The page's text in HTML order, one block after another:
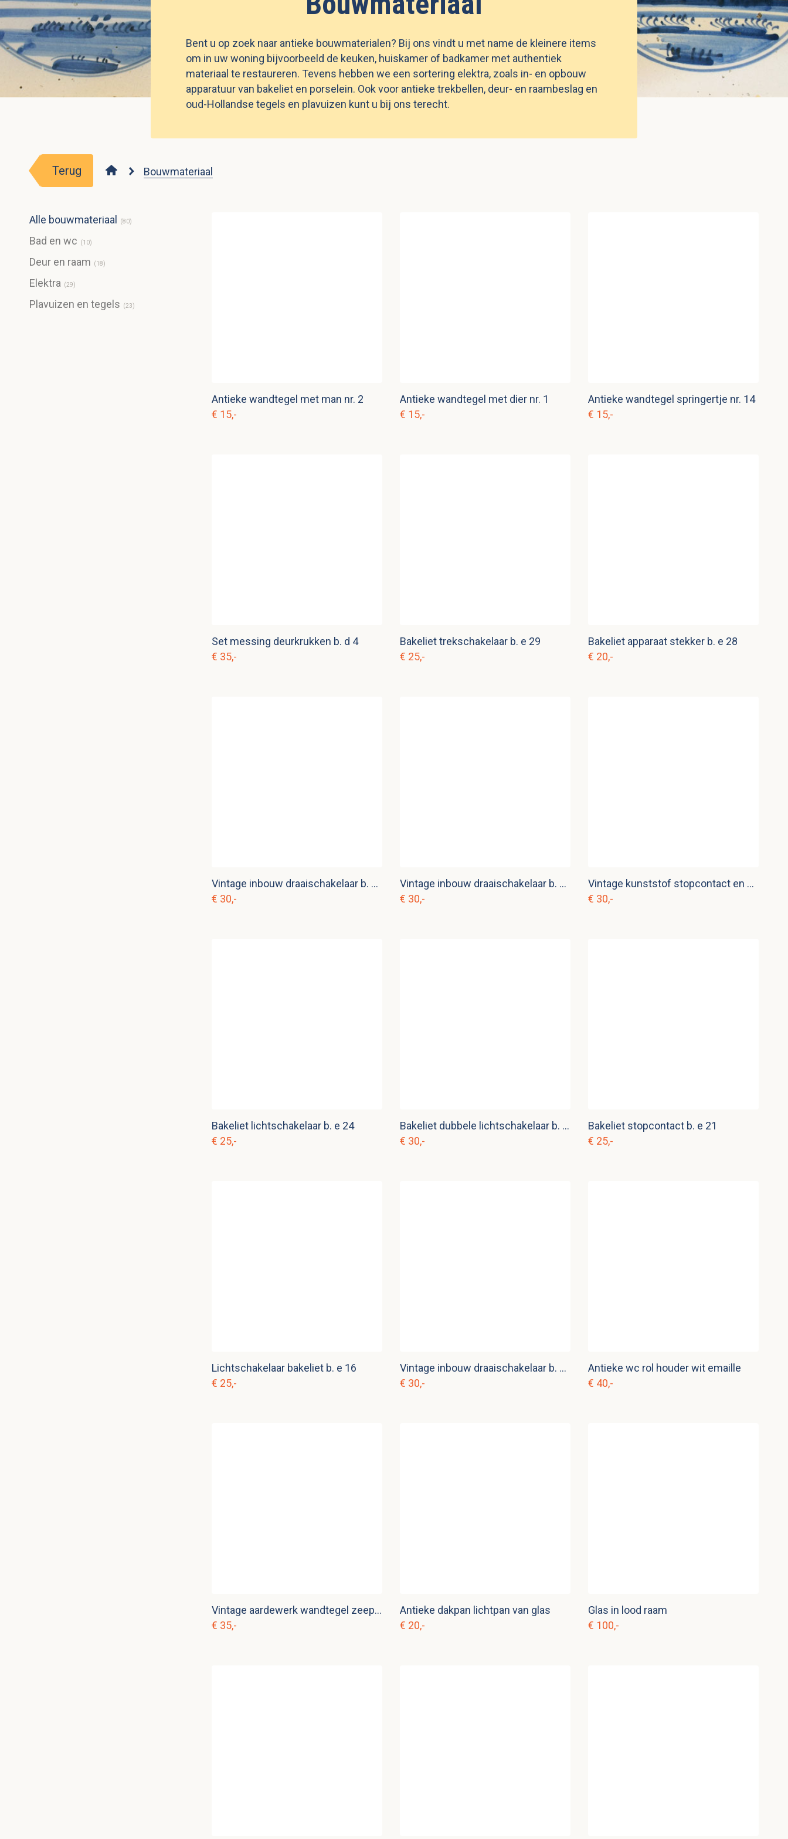
Bent u op zoek naar antieke bouwmaterialen? Bij ons vindt u met name de kleinere items
om in uw woning bijvoorbeeld de keuken, huiskamer of badkamer met authentiek
materiaal te restaureren. Tevens hebben we een sortering elektra, zoals in- en opbouw
apparatuur van bakeliet en porselein. Ook voor antieke trekbellen, deur- en raambeslag en
oud-Hollandse tegels en plavuizen kunt u bij ons terecht.
Terug Bouwmateriaal
Alle bouwmateriaal (80)
Bad en wc (10)
Deur en raam (18)
Elektra (29)
Plavuizen en tegels (23)
Antieke wandtegel met man nr. 2
€ 15,-
Antieke wandtegel met dier nr. 1
€ 15,-
Antieke wandtegel springertje nr. 14
€ 15,-
Set messing deurkrukken b. d 4
€ 35,-
Bakeliet trekschakelaar b. e 29
€ 25,-
Bakeliet apparaat stekker b. e 28
€ 20,-
Vintage inbouw draaischakelaar b. e 27
€ 30,-
Vintage inbouw draaischakelaar b. e 26
€ 30,-
Vintage kunststof stopcontact en dubbele lichtschakelaar b. e 25
€ 30,-
Bakeliet lichtschakelaar b. e 24
€ 25,-
Bakeliet dubbele lichtschakelaar b. e 22
€ 30,-
Bakeliet stopcontact b. e 21
€ 25,-
Lichtschakelaar bakeliet b. e 16
€ 25,-
Vintage inbouw draaischakelaar b. e 12
€ 30,-
Antieke wc rol houder wit emaille
€ 40,-
Vintage aardewerk wandtegel zeepbak
€ 35,-
Antieke dakpan lichtpan van glas
€ 20,-
Glas in lood raam
€ 100,-